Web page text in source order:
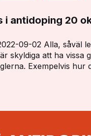
i antidoping 20
09-02 Alla, såväl
skyldiga att ha vissa
Exempelvis hur